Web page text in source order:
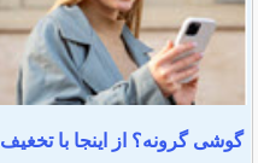
گوشی گرونه؟ از اینجا با تخغیف